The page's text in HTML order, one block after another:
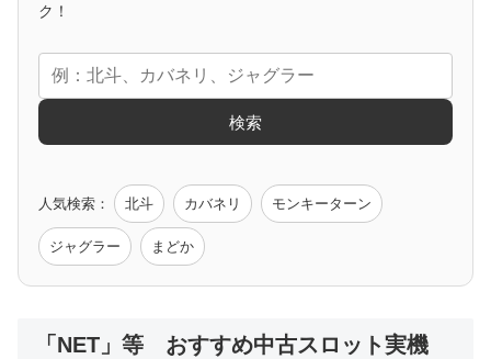
アニメタイアップ
エヴァ コードギアス 化物語 炎炎ノ消防隊
モンハン バイオ ペルソナ
ク！
検索
人気検索： 北斗 カバネリ モンキーターン
ジャグラー まどか
「NET」等 おすすめ中古スロット実機